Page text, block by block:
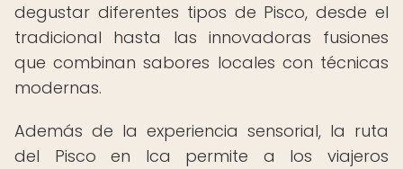
degustar diferentes tipos de Pisco, desde el
tradicional hasta las innovadoras fusiones
que combinan sabores locales con técnicas
modernas.
Además de la experiencia sensorial, la ruta
del Pisco en Ica permite a los viajeros